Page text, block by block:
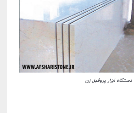
دستگاه ابزار پروفیل زن